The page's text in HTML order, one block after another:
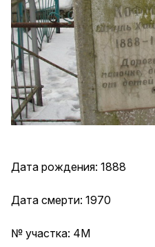
Дата рождения: 1888
Дата смерти: 1970
№ участка: 4М